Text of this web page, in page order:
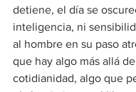
detiene, el día se
inteligencia, ni
al hombre en su paso
que hay algo más allá
cotidianidad, algo que